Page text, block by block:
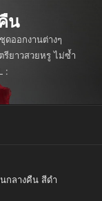
น
ดออกงานต่างๆ
ยาวสวยหรู ไม่ซ้ำ
:
กลางคืน สีดำ